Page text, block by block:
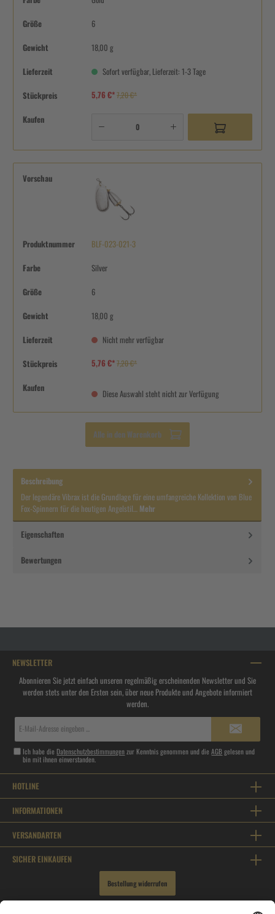
Größe 6
Gewicht 18,00 g
Lieferzeit Sofort verfügbar, Lieferzeit: 1-3 Tage
Stückpreis 5,76 €*7,20 €*
Kaufen
Vorschau
Produktnummer BLF-023-021-3
Farbe Silver
Größe 6
Gewicht 18,00 g
Lieferzeit Nicht mehr verfügbar
Stückpreis 5,76 €*7,20 €*
Kaufen
Diese Auswahl steht nicht zur Verfügung
Alle in den Warenkorb
Beschreibung
Der legendäre Vibrax ist die Grundlage für eine umfangreiche Kollektion von Blue
Fox-Spinnern für die heutigen Angelstil… Mehr
Eigenschaften
Bewertungen
NEWSLETTER
Abonnieren Sie jetzt einfach unseren regelmäßig erscheinenden Newsletter und Sie
werden stets unter den Ersten sein, über neue Produkte und Angebote informiert
werden.
Ich habe die Datenschutzbestimmungenzur Kenntnis genommen und dieAGBgelesen und
bin mit ihnen einverstanden.
HOTLINE
INFORMATIONEN
VERSANDARTEN
SICHER EINKAUFEN
Bestellung widerrufen